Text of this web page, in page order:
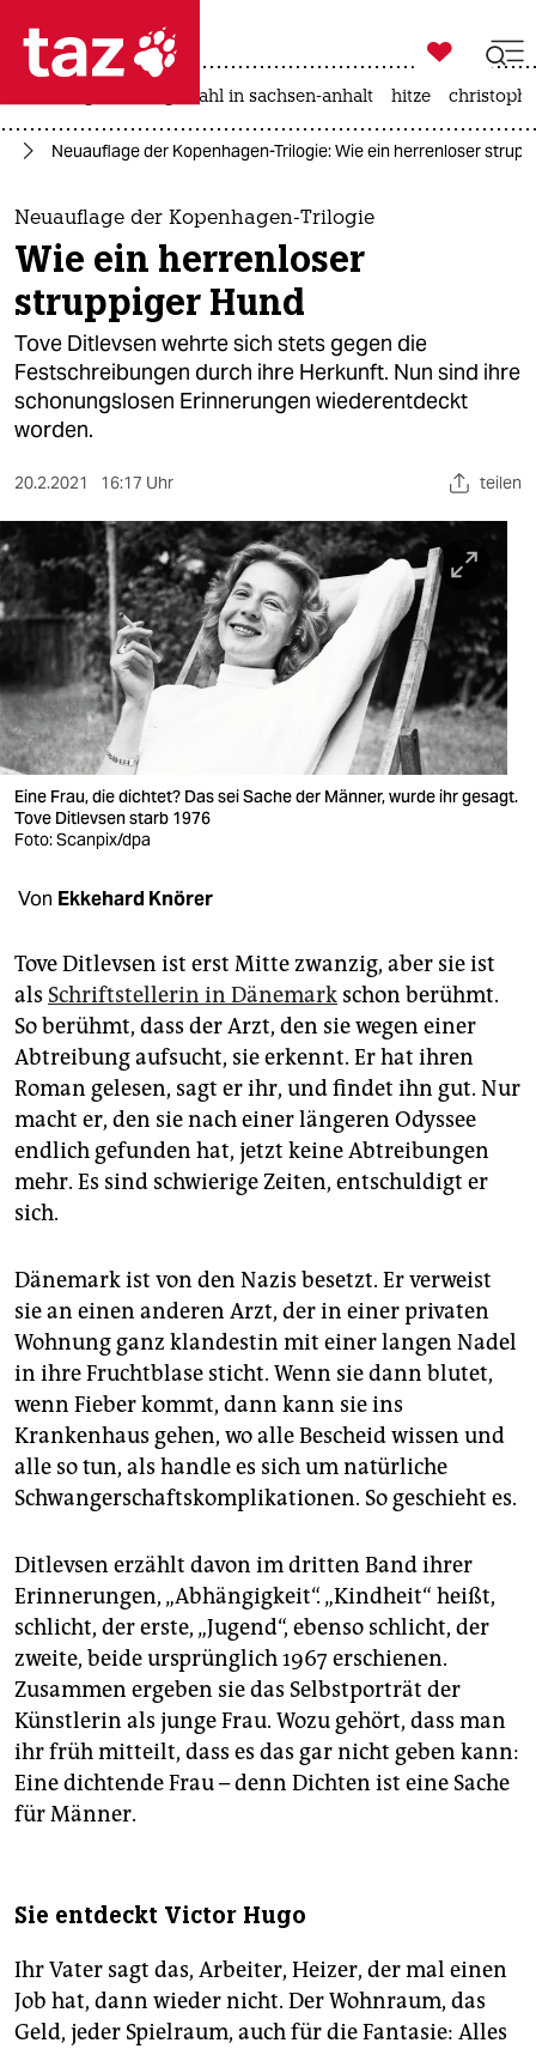
 taz zahl ich
taz zahl ich
themen
politik
öko
gesellschaft
kultur
sport
berlin
nord
wahrheit
verlag
verlag
veranstaltungen
shop
fragen & hilfe
abo
genossenschaft
epaper login

taz zahl ich
landtagswahl in sachsen-anhalt hitze
Neuauflage der Kopenhagen-Trilogie: Wie ein herrenloser
Neuauflage der Kopenhagen-Trilogie
Wie ein herrenloser
struppiger Hund
Tove Ditlevsen wehrte sich stets gegen die
Festschreibungen durch ihre Herkunft. Nun sind ihre
schonungslosen Erinnerungen wiederentdeckt
worden.
20.2.2021 16:17 Uhr teilen
Eine Frau, die dichtet? Das sei Sache der Männer, wurde ihr gesagt.
Tove Ditlevsen starb 1976
Foto: Scanpix/dpa
Von Ekkehard Knörer
Tove Ditlevsen ist erst Mitte zwanzig, aber sie ist
als Schriftstellerin in Dänemark schon berühmt.
So berühmt, dass der Arzt, den sie wegen einer
Abtreibung aufsucht, sie erkennt. Er hat ihren
Roman gelesen, sagt er ihr, und findet ihn gut. Nur
macht er, den sie nach einer längeren Odyssee
endlich gefunden hat, jetzt keine Abtreibungen
mehr. Es sind schwierige Zeiten, entschuldigt er
sich.
Dänemark ist von den Nazis besetzt. Er verweist
sie an einen anderen Arzt, der in einer privaten
Wohnung ganz klandestin mit einer langen Nadel
in ihre Fruchtblase sticht. Wenn sie dann blutet,
wenn Fieber kommt, dann kann sie ins
Krankenhaus gehen, wo alle Bescheid wissen und
alle so tun, als handle es sich um natürliche
Schwangerschaftskomplikationen. So geschieht es.
Ditlevsen erzählt davon im dritten Band ihrer
Erinnerungen, „Abhängigkeit“. „Kindheit“ heißt,
schlicht, der erste, „Jugend“, ebenso schlicht, der
zweite, beide ursprünglich 1967 erschienen.
Zusammen ergeben sie das Selbstporträt der
Künstlerin als junge Frau. Wozu gehört, dass man
ihr früh mitteilt, dass es das gar nicht geben kann:
Eine dichtende Frau – denn Dichten ist eine Sache
für Männer.
Sie entdeckt Victor Hugo
Ihr Vater sagt das, Arbeiter, Heizer, der mal einen
Job hat, dann wieder nicht. Der Wohnraum, das
Geld, jeder Spielraum, auch für die Fantasie: Alles